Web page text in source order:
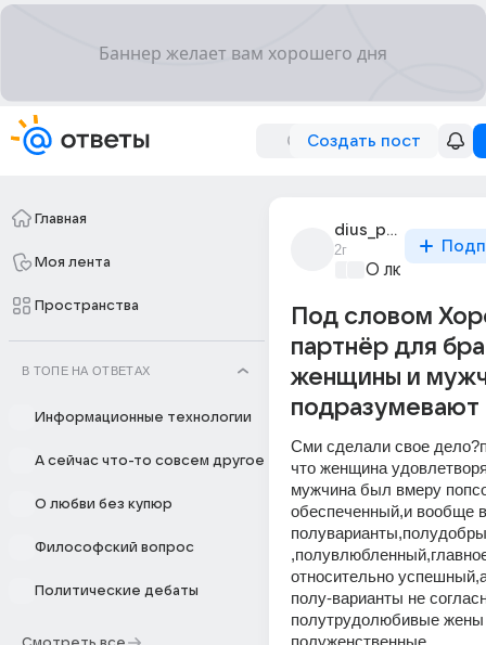
Создать пост
Главная
Моя лента
Пространства
В ТОПЕ НА ОТВЕТАХ
Информационные технологии
А сейчас что-то совсем другое
О любви без купюр
Философский вопрос
Политические дебаты
dius_polskaia
2г
О любви без
Под словом
партнёр для
женщины и
подразумевают
Сми сделали свое
что женщина
мужчина был вмеру
обеспеченный,и вообще
относительно
полу-варианты не
полутрудолюбивые
полуженственные